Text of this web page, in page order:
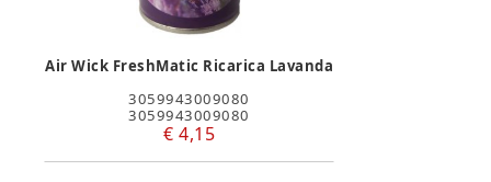
Air Wick FreshMatic Ricarica Lavanda
3059943009080
3059943009080
€ 4,15